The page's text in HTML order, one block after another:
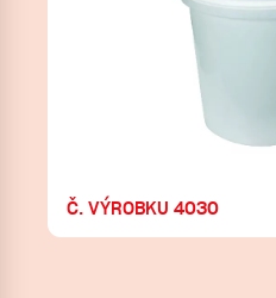
Č. VÝROBKU 4030